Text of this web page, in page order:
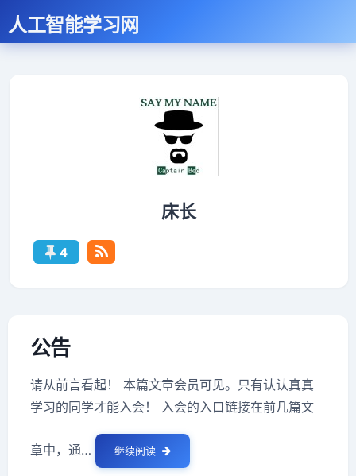
人工智能学习网
床长
4
床
的
帖
子
公告
请从前言看起！ 本篇文章会员可见。只有认认真真
学习的同学才能入会！ 入会的入口链接在前几篇文
章中，通… 继续阅读 公告